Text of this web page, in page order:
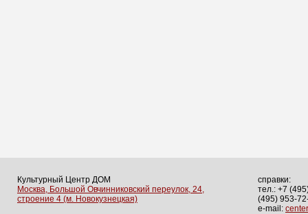
Культурный Центр ДОМ
Москва, Большой Овчинниковский переулок, 24,
строение 4 (м. Новокузнецкая)
справки:
тел.: +7
(495) 953-
e-mail: